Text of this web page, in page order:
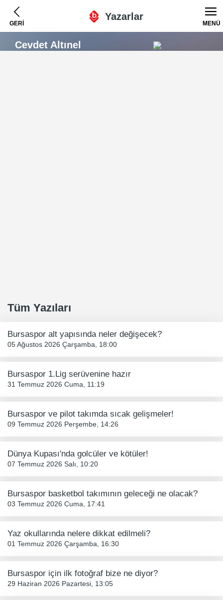
GERİ
Yazarlar
MENÜ
Cevdet Altınel
Tüm Yazıları
Bursaspor alt yapısında neler değişecek?
05 Ağustos 2026 Çarşamba, 18:00
Bursaspor 1.Lig serüvenine hazır
31 Temmuz 2026 Cuma, 11:19
Bursaspor ve pilot takımda sıcak gelişmeler!
09 Temmuz 2026 Perşembe, 14:26
Dünya Kupası'nda golcüler ve kötüler!
07 Temmuz 2026 Salı, 10:20
Bursaspor basketbol takımının geleceği ne olacak?
03 Temmuz 2026 Cuma, 17:41
Yaz okullarında nelere dikkat edilmeli?
01 Temmuz 2026 Çarşamba, 16:30
Bursaspor için ilk fotoğraf bize ne diyor?
29 Haziran 2026 Pazartesi, 13:05